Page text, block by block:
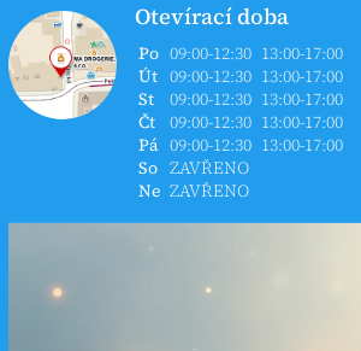
Otevírací doba
Po 09:00-12:30 13:00-17:00
Út 09:00-12:30 13:00-17:00
St
09:00-12:30 13:00-17:00
Čt 09:00-12:30 13:00-17:00
Pá 09:00-12:30 13:00-17:00
So ZAVŘENO
Ne ZAVŘENO